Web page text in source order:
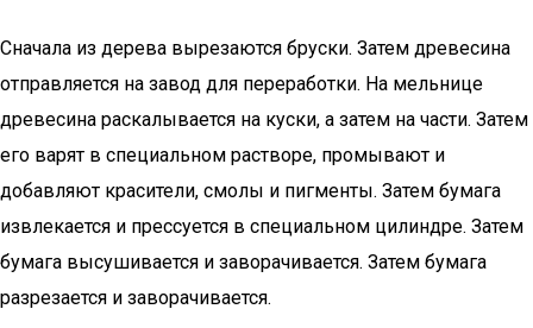
Сначала из дерева вырезаются бруски. Затем древесина
отправляется на завод для переработки. На мельнице
древесина раскалывается на куски, а затем на части. Затем
его варят в специальном растворе, промывают и
добавляют красители, смолы и пигменты. Затем бумага
извлекается и прессуется в специальном цилиндре. Затем
бумага высушивается и заворачивается. Затем бумага
разрезается и заворачивается.